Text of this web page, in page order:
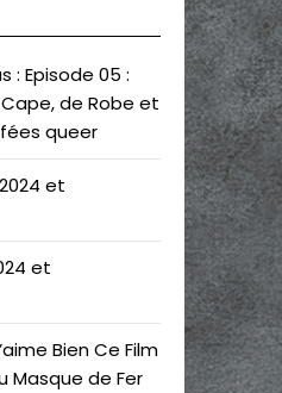
: Episode 05 :
de Robe et
queer
et
et
Bien Ce Film
Masque de Fer